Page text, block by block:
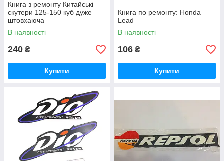
Книга з ремонту Китайські
скутери 125-150 куб дуже
штовхаюча
В наявності
240 ₴
Купити
Книга по ремонту: Honda
Lead
В наявності
106 ₴
Купити